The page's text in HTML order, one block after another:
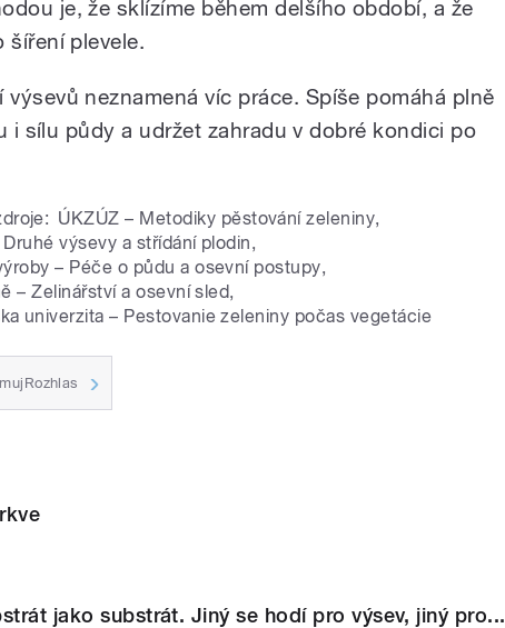
je, že sklízíme během delšího období, a že
šíření plevele.
výsevů neznamená víc práce. Spíše pomáhá plně
i sílu půdy a udržet zahradu v dobré kondici po
ÚKZÚZ – Metodiky pěstování zeleniny,
výsevy a střídání plodin,
– Péče o půdu a osevní postupy,
– Zelinářství a osevní sled,
univerzita – Pestovanie zeleniny počas vegetácie
jako substrát. Jiný se hodí pro výsev, jiný pro...